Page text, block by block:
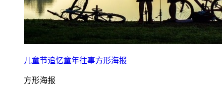
儿童节追忆童年往事方形海报
方形海报